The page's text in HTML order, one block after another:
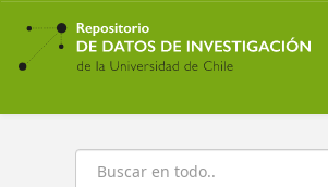
Ir
contenido
principal
Buscar